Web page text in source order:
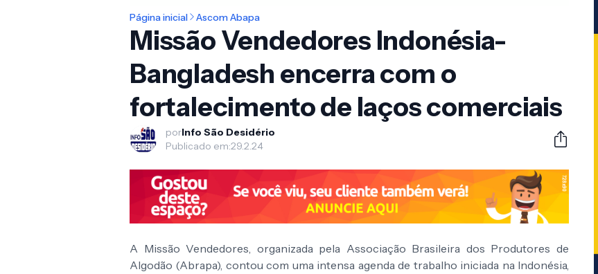
Página inicial Ascom Abapa
Missão Vendedores Indonésia-
Bangladesh encerra com o
fortalecimento de laços comerciais
porInfo São Desidério
Publicado em:29.2.24
A Missão Vendedores, organizada pela Associação Brasileira dos Produtores de
Algodão (Abrapa), contou com uma intensa agenda de trabalho iniciada na Indonésia,